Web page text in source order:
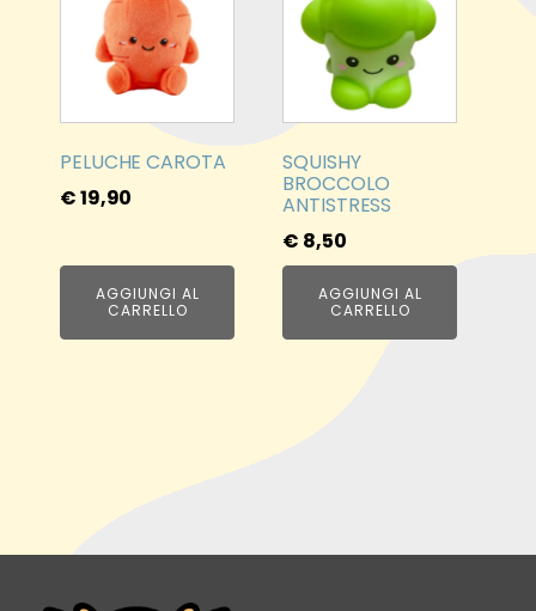
PELUCHE CAROTA
€19,90
AGGIUNGI AL
CARRELLO
SQUISHY
BROCCOLO
ANTISTRESS
€ 8,50
AGGIUNGI AL
CARRELLO